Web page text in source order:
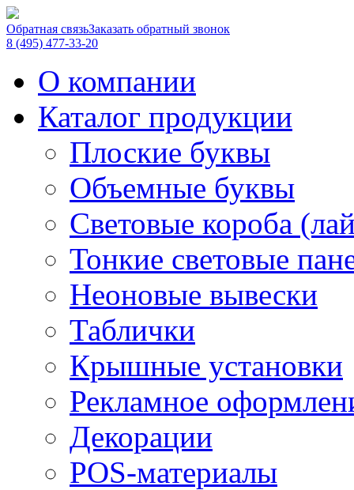
Обратная связьЗаказать обратный звонок
8 (495) 477-33-20
О компании
Каталог продукции
Плоские буквы
Объемные буквы
Световые короба
Тонкие световые
Неоновые вывески
Таблички
Крышные установки
Рекламное
Декорации
POS-материалы